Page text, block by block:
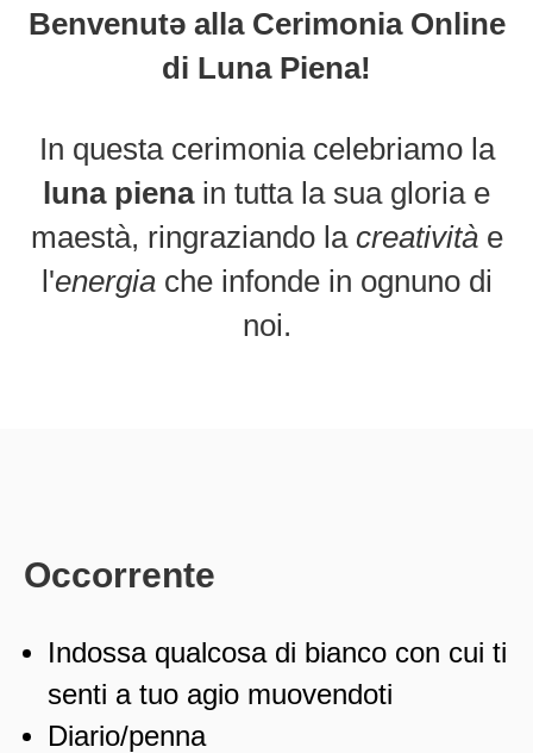
Benvenutǝ alla Cerimonia Online
di Luna Piena!
In questa cerimonia celebriamo la
luna pienain tutta la sua gloria e
maestà, ringraziando la creativitàe
l'energiache infonde in ognuno di
noi.
Occorrente
Indossa qualcosa di bianco con cui ti
senti a tuo agio muovendoti
Diario/penna